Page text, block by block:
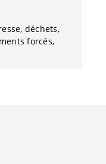
déchets
forcés